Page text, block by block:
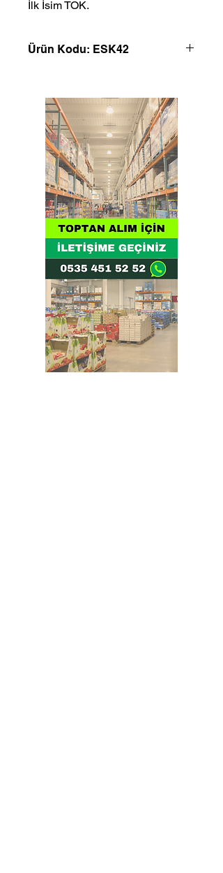
İlk İsim TOK.
Ürün Kodu: ESK42